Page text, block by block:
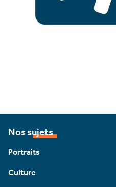
Nos sujets
Portraits
Culture